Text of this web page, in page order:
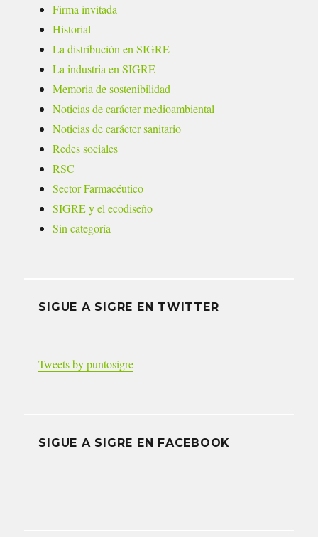
Firma invitada
Historial
La distribución en SIGRE
La industria en SIGRE
Memoria de sostenibilidad
Noticias de carácter medioambiental
Noticias de carácter sanitario
Redes sociales
RSC
Sector Farmacéutico
SIGRE y el ecodiseño
Sin categoría
SIGUE A SIGRE EN TWITTER
Tweets by puntosigre
SIGUE A SIGRE EN FACEBOOK